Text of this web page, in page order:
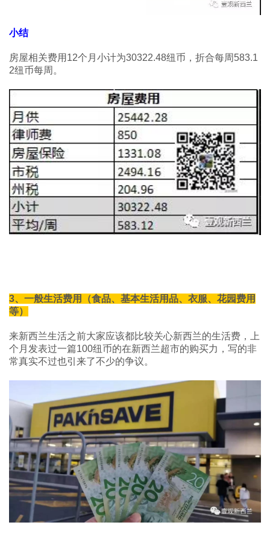
小结
房屋相关费用12个月小计为30322.48纽币，折合每周583.1
2纽币每周。
3、一般生活费用（食品、基本生活用品、衣服、花园费用
等）
来新西兰生活之前大家应该都比较关心新西兰的生活费，上
个月发表过一篇100纽币的在新西兰超市的购买力，写的非
常真实不过也引来了不少的争议。